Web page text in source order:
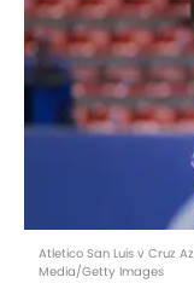
Atletico San Luis v Cruz
Media/Getty Images